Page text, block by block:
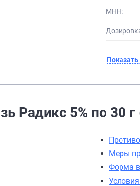
МНН:
Показать
Радикс 5% по 30 г
Меры
Форма